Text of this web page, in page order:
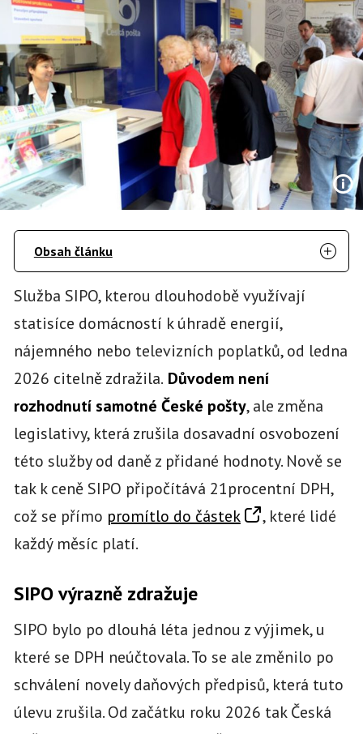
Obsah článku
Služba SIPO, kterou dlouhodobě využívají
statisíce domácností k úhradě energií,
nájemného nebo televizních poplatků, od ledna
2026 citelně zdražila. Důvodem není
rozhodnutí samotné České pošty, ale změna
legislativy, která zrušila dosavadní osvobození
této služby od daně z přidané hodnoty. Nově se
tak k ceně SIPO připočítává 21procentní DPH,
což se přímo promítlo do částek
, které lidé
každý měsíc platí.
SIPO výrazně zdražuje
SIPO bylo po dlouhá léta jednou z výjimek, u
které se DPH neúčtovala. To se ale změnilo po
schválení novely daňových předpisů, která tuto
úlevu zrušila. Od začátku roku 2026 tak Česká